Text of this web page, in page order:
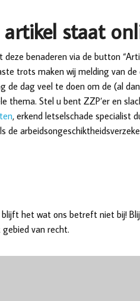
staat
benaderen via de button
trots maken wij melding van
de dag veel te doen om de (al
thema. Stel u bent ZZP’er en
, erkend letselschade specialist
de
het wat ons betreft niet bij!
van recht.